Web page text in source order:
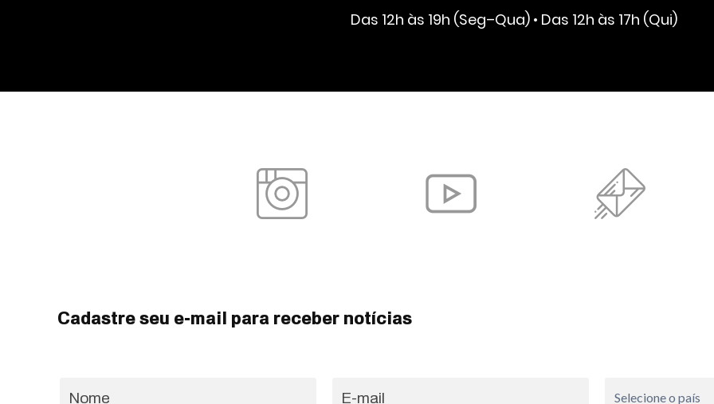
Das 12h às 19h (Seg–Qua) • Das 12h às 17h (Qui)
Cadastre seu e-mail para receber notícias